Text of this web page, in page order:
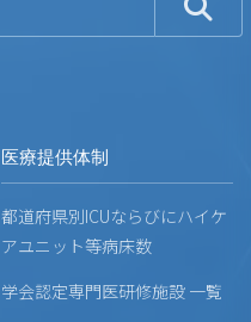
医療提供体制
都道府県別ICUならびにハイケ
アユニット等病床数
学会認定専門医研修施設 一覧